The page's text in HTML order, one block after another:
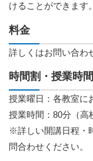
けることができます。
料金
詳しくはお問い合わ
時間割・授業時間
授業曜日：各教室に
授業時間：80分（高
※詳しい開講日程・
問合わせください。